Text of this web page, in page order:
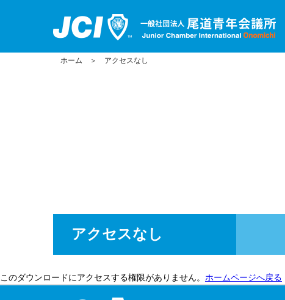
ホーム ＞ アクセスなし
アクセスなし
このダウンロードにアクセスする権限がありません。 ホームページへ戻る